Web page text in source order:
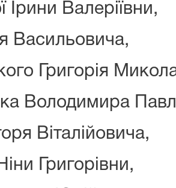
Ірини Валеріївни,
Васильовича,
Григорія
Володимира
Віталійовича,
Григорівни,